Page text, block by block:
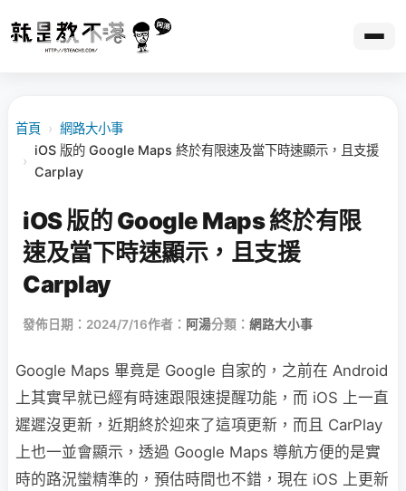
首頁 › 網路大小事
›
iOS 版的 Google Maps 終於有限速及當下時速顯示，且支援
Carplay
iOS 版的 Google Maps 終於有限
速及當下時速顯示，且支援
Carplay
發佈日期：2024/7/16作者： 阿湯分類： 網路大小事
Google Maps 畢竟是 Google 自家的，之前在 Android
上其實早就已經有時速跟限速提醒功能，而 iOS 上一直
遲遲沒更新，近期終於迎來了這項更新，而且 CarPlay
上也一並會顯示，透過 Google Maps 導航方便的是實
時的路況蠻精準的，預估時間也不錯，現在 iOS 上更新